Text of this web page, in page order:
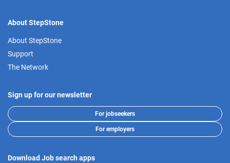
About StepStone
About StepStone
Support
The Network
Sign up for our newsletter
For jobseekers
For employers
Download Job search apps